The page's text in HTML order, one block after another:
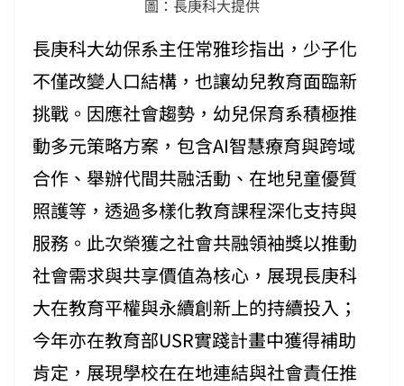
圖：長庚科大提供
長庚科大幼保系主任常雅珍指出，少子化
不僅改變人口結構，也讓幼兒教育面臨新
挑戰。因應社會趨勢，幼兒保育系積極推
動多元策略方案，包含AI智慧療育與跨域
合作、舉辦代間共融活動、在地兒童優質
照護等，透過多樣化教育課程深化支持與
服務。此次榮獲之社會共融領袖獎以推動
社會需求與共享價值為核心，展現長庚科
大在教育平權與永續創新上的持續投入；
今年亦在教育部USR實踐計畫中獲得補助
肯定，展現學校在在地連結與社會責任推